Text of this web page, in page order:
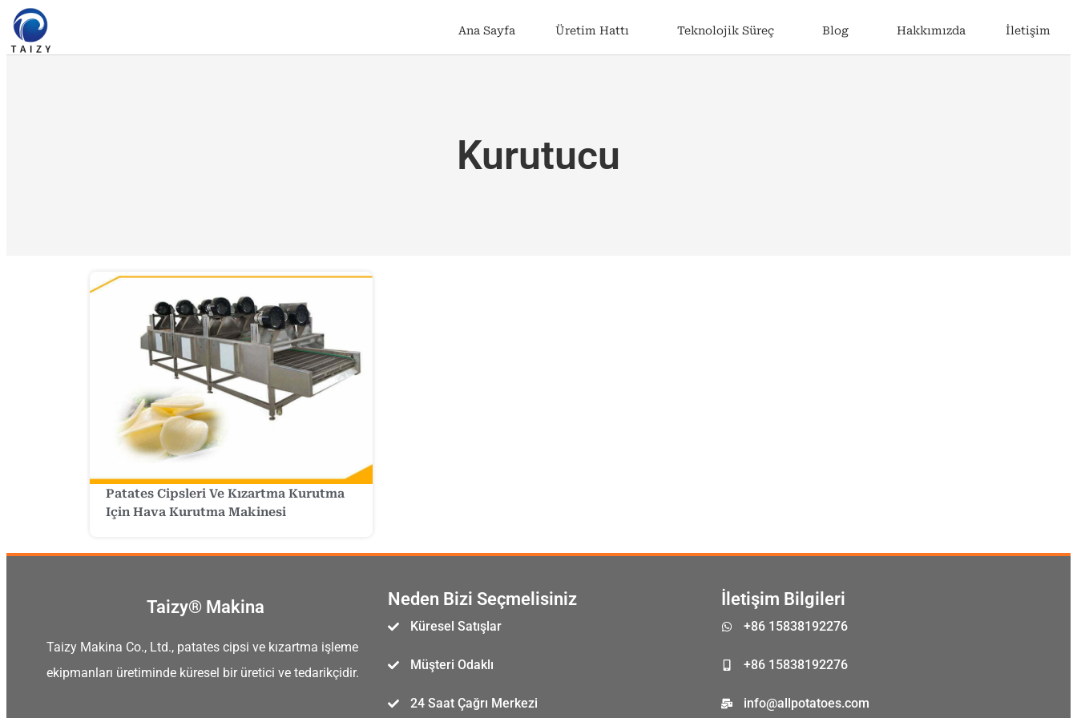
Ana Sayfa Üretim Hattı Teknolojik Süreç Blog Hakkımızda İletişim
Kurutucu
Patates Cipsleri Ve Kızartma Kurutma
Için Hava Kurutma Makinesi
Taizy® Makina
Taizy Makina Co., Ltd., patates cipsi ve kızartma işleme
ekipmanları üretiminde küresel bir üretici ve tedarikçidir.
Neden Bizi Seçmelisiniz
Küresel Satışlar
Müşteri Odaklı
24 Saat Çağrı Merkezi
İletişim Bilgileri
+86 15838192276
+86 15838192276
info@allpotatoes.com
Swahili